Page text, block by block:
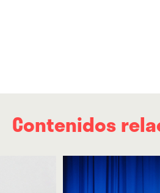
Contenidos